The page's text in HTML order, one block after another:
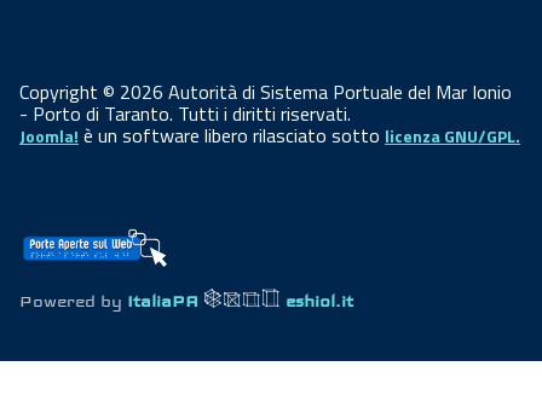
Copyright © 2026 Autorità di Sistema Portuale del Mar Ionio
- Porto di Taranto. Tutti i diritti riservati.
Joomla! è un software libero rilasciato sotto licenza GNU/GPL.
Powered by ItaliaPA eshiol.it